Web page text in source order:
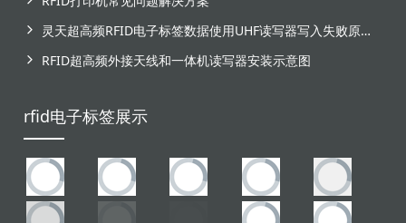
灵天超高频RFID电子标签数据使用UHF读写器写入失败原因分析
RFID超高频外接天线和一体机读写器安装示意图
rfid电子标签展示